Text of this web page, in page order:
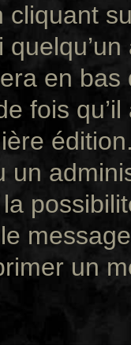
cliquant
en
fois
un
un